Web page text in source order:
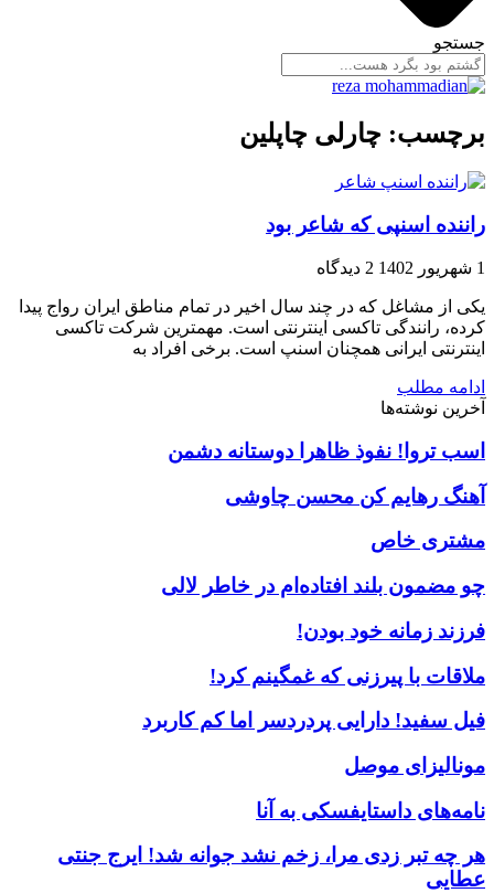
جستجو
برچسب: چارلی چاپلین
راننده اسنپی که شاعر بود
1 شهریور 1402 2 دیدگاه
یکی از مشاغل که در چند سال اخیر در تمام مناطق ایران رواج پیدا
کرده، رانندگی تاکسی اینترنتی است. مهمترین شرکت تاکسی
اینترنتی ایرانی همچنان اسنپ است. برخی افراد به
ادامه مطلب
آخرین نوشته‌ها
اسب تروا! نفوذ ظاهرا دوستانه دشمن
آهنگ رهایم کن محسن چاوشی
مشتری خاص
چو مضمون بلند افتاده‌ام در خاطر لالی
فرزند زمانه خود بودن!
ملاقات با پیرزنی که غمگینم کرد!
فیل سفید! دارایی پردردسر اما کم کاربرد
مونالیزای موصل
نامه‌های داستایفسکی به آنا
هر چه تبر زدی مرا، زخم نشد جوانه شد! ایرج جنتی
عطایی